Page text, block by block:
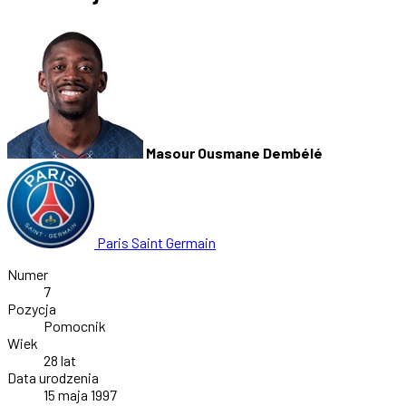
Masour Ousmane Dembélé
Paris Saint Germain
Numer
7
Pozycja
Pomocnik
Wiek
28 lat
Data urodzenia
15 maja 1997